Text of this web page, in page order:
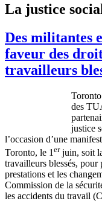
La justice
Des militantes
faveur des
travailleurs
des
justice
l’occasion d’une
Toronto, le 1 erjuin, soit
travailleurs blessés, pour
prestations et les
Commission de la
les accidents du travail